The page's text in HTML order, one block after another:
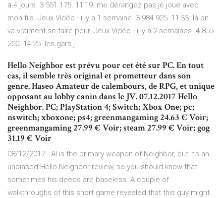
a 4 jours. 3 551 175. 11:19. me dérangez pas je joue avec
mon fils. Jeux Vidéo · il y a 1 semaine. 3 984 925. 11:33. là on
va vraiment se faire peur. Jeux Vidéo · il y a 2 semaines. 4 855
200. 14:25. les gars j
Hello Neighbor est prévu pour cet été sur PC. En tout
cas, il semble très original et prometteur dans son
genre. Haseo Amateur de calembours, de RPG, et unique
opposant au lobby canin dans le JV. 07.12.2017 Hello
Neighbor. PC; PlayStation 4; Switch; Xbox One; pc;
nswitch; xboxone; ps4; greenmangaming 24.63 € Voir;
greenmangaming 27.99 € Voir; steam 27.99 € Voir; gog
31.19 € Voir
08/12/2017 · AI is the primary weapon of Neighbor, but it’s an
unbiased Hello Neighbor review, so you should know that
sometimes his deeds are baseless. A couple of
walkthroughs of this short game revealed that this guy might